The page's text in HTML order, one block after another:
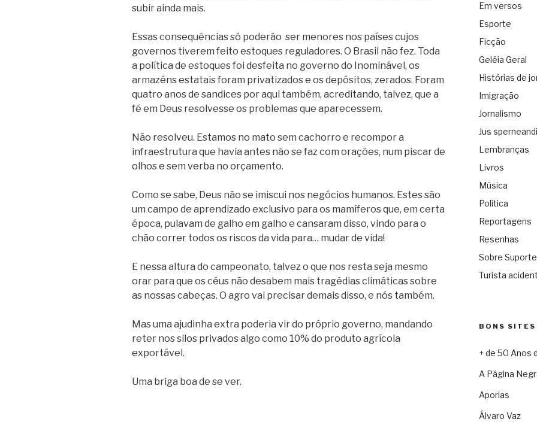
subir ainda mais.
Essas consequências só poderão ser menores nos países cujos
governos tiverem feito estoques reguladores. O Brasil não fez. Toda
a política de estoques foi desfeita no governo do Inominável, os
armazéns estatais foram privatizados e os depósitos, zerados. Foram
quatro anos de sandices por aqui também, acreditando, talvez, que a
fé em Deus resolvesse os problemas que aparecessem.
Não resolveu. Estamos no mato sem cachorro e recompor a
infraestrutura que havia antes não se faz com orações, num piscar de
olhos e sem verba no orçamento.
Como se sabe, Deus não se imiscui nos negócios humanos. Estes são
um campo de aprendizado exclusivo para os mamíferos que, em certa
época, pulavam de galho em galho e cansaram disso, vindo para o
chão correr todos os riscos da vida para… mudar de vida!
E nessa altura do campeonato, talvez o que nos resta seja mesmo
orar para que os céus não desabem mais tragédias climáticas sobre
as nossas cabeças. O agro vai precisar demais disso, e nós também.
Mas uma ajudinha extra poderia vir do próprio governo, mandando
reter nos silos privados algo como 10% do produto agrícola
exportável.
Uma briga boa de se ver.
Em versos
Esporte
Ficção
Geléia Geral
Histórias de
Imigração
Jornalismo
Jus sperneandi
Lembranças
Livros
Música
Política
Reportagens
Resenhas
Sobre
Turista
BONS SITES
+ de 50 Anos
A Página
Aporias
Álvaro Vaz